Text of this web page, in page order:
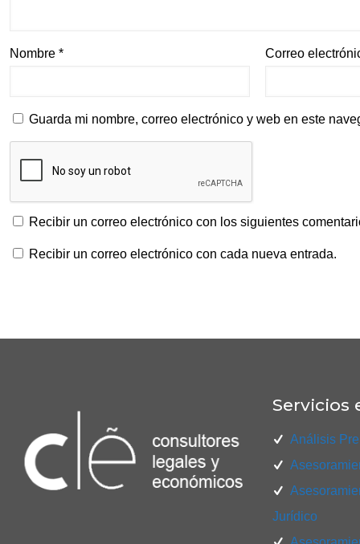
Nombre * Correo
Guarda mi nombre, correo electrónico y web en este
Recibir un correo electrónico con los siguientes
Recibir un correo electrónico con cada nueva entrada.
Servicios
Análisis
Jurídico